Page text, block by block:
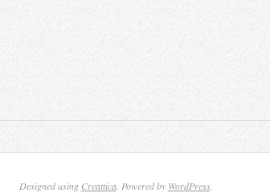
Designed using Creattica. Powered by WordPress.